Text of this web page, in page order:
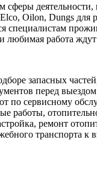
сферы
Oilon, Dungs для
специалистам
любимая работа
запасных
перед
по сервисному
работы,
ремонт
транспорта к